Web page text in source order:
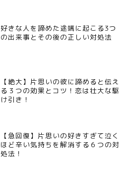
好きな人を諦めた途端に起こる3つ
の出来事とその後の正しい対処法
【絶大】片思いの彼に諦めると伝え
る３つの効果とコツ！恋は壮大な駆
け引き！
【急回復】片思いの好きすぎて泣く
ほど辛い気持ちを解消する６つの対
処法！